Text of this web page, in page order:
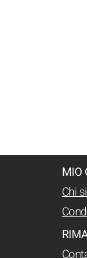
MIO
Chi